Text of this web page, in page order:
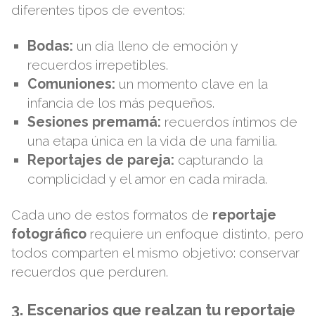
diferentes tipos de eventos:
Bodas: un día lleno de emoción y
recuerdos irrepetibles.
Comuniones: un momento clave en la
infancia de los más pequeños.
Sesiones premamá: recuerdos íntimos de
una etapa única en la vida de una familia.
Reportajes de pareja: capturando la
complicidad y el amor en cada mirada.
Cada uno de estos formatos de reportaje
fotográfico requiere un enfoque distinto, pero
todos comparten el mismo objetivo: conservar
recuerdos que perduren.
3. Escenarios que realzan tu reportaje